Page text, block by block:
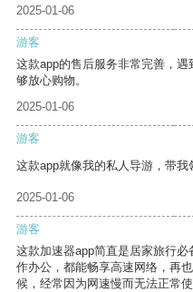
2025-01-06
游客
这款app的售后服务非常完善，
够放心购物。
2025-01-06
游客
这款app就像我的私人导游，带我
2025-01-06
游客
这款加速器app简直是居家旅行
作办公，都能畅享高速网络，再
候，经常因为网速慢而无法正常